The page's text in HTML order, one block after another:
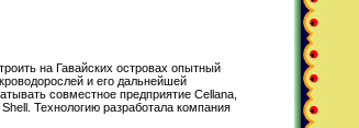
на Гавайских островах опытный
и его дальнейшей
совместное предприятие Cellana,
Технологию разработала компания